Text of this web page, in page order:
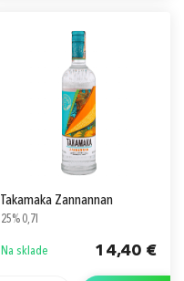
Takamaka Zannannan
25% 0,7l
Na sklade 14,40 €